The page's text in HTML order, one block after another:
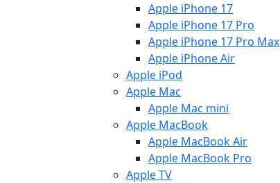
Apple iPhone 17
Apple iPhone 17 Pro
Apple iPhone 17 Pro Max
Apple iPhone Air
Apple iPod
Apple Mac
Apple Mac mini
Apple MacBook
Apple MacBook Air
Apple MacBook Pro
Apple TV